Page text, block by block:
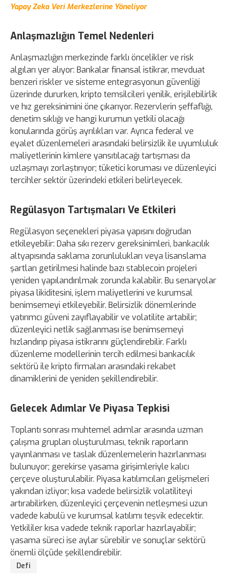
Yapay Zeka Veri Merkezlerine Yöneliyor
Anlaşmazlığın Temel Nedenleri
Anlaşmazlığın merkezinde farklı öncelikler ve risk
algıları yer alıyor: Bankalar finansal istikrar, mevduat
benzeri riskler ve sisteme entegrasyonun güvenliği
üzerinde dururken, kripto temsilcileri yenilik, erişilebilirlik
ve hız gereksinimini öne çıkarıyor. Rezervlerin şeffaflığı,
denetim sıklığı ve hangi kurumun yetkili olacağı
konularında görüş ayrılıkları var. Ayrıca federal ve
eyalet düzenlemeleri arasındaki belirsizlik ile uyumluluk
maliyetlerinin kimlere yansıtılacağı tartışması da
uzlaşmayı zorlaştırıyor; tüketici koruması ve düzenleyici
tercihler sektör üzerindeki etkileri belirleyecek.
Regülasyon Tartışmaları Ve Etkileri
Regülasyon seçenekleri piyasa yapısını doğrudan
etkileyebilir: Daha sıkı rezerv gereksinimleri, bankacılık
altyapısında saklama zorunlulukları veya lisanslama
şartları getirilmesi halinde bazı stablecoin projeleri
yeniden yapılandırılmak zorunda kalabilir. Bu senaryolar
piyasa likiditesini, işlem maliyetlerini ve kurumsal
benimsemeyi etkileyebilir. Belirsizlik dönemlerinde
yatırımcı güveni zayıflayabilir ve volatilite artabilir;
düzenleyici netlik sağlanması ise benimsemeyi
hızlandırıp piyasa istikrarını güçlendirebilir. Farklı
düzenleme modellerinin tercih edilmesi bankacılık
sektörü ile kripto firmaları arasındaki rekabet
dinamiklerini de yeniden şekillendirebilir.
Gelecek Adımlar Ve Piyasa Tepkisi
Toplantı sonrası muhtemel adımlar arasında uzman
çalışma grupları oluşturulması, teknik raporların
yayınlanması ve taslak düzenlemelerin hazırlanması
bulunuyor; gerekirse yasama girişimleriyle kalıcı
çerçeve oluşturulabilir. Piyasa katılımcıları gelişmeleri
yakından izliyor; kısa vadede belirsizlik volatiliteyi
artırabilirken, düzenleyici çerçevenin netleşmesi uzun
vadede kabulü ve kurumsal katılımı teşvik edecektir.
Yetkililer kısa vadede teknik raporlar hazırlayabilir;
yasama süreci ise aylar sürebilir ve sonuçlar sektörü
önemli ölçüde şekillendirebilir.
Defi